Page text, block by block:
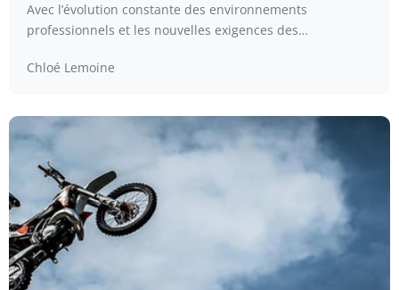
Avec l’évolution constante des environnements
professionnels et les nouvelles exigences des…
Chloé Lemoine